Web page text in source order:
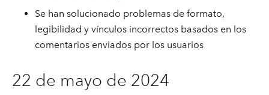
Se han solucionado problemas de formato,
legibilidad y vínculos incorrectos basados en los
comentarios enviados por los usuarios
22 de mayo de 2024